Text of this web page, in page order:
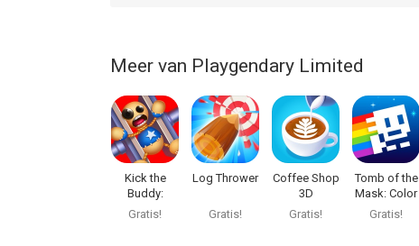
Meer van Playgendary Limited
Kick the
Buddy:
Second Kick
Gratis!
Log Thrower
Gratis!
Coffee Shop
3D
Gratis!
Tomb of the
Mask: Color
Maze
Gratis!